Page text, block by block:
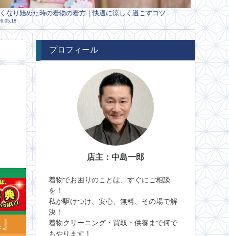
なり始めた時の着物の着方｜快適に涼しく過ごすコツ
プロフィール
店主：中島一郎
着物でお困りのことは、すぐにご相談
を！
私が駆けつけ、安心、無料、その場で解
決！
着物クリーニング・買取・供養まで何で
もやります！